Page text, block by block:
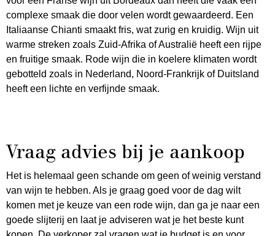
complexe smaak die door velen wordt gewaardeerd. Een
Italiaanse Chianti smaakt fris, wat zurig en kruidig. Wijn uit
warme streken zoals Zuid-Afrika of Australië heeft een rijpe
en fruitige smaak. Rode wijn die in koelere klimaten wordt
gebotteld zoals in Nederland, Noord-Frankrijk of Duitsland
heeft een lichte en verfijnde smaak.
Vraag advies bij je aankoop
Het is helemaal geen schande om geen of weinig verstand
van wijn te hebben. Als je graag goed voor de dag wilt
komen met je keuze van een rode wijn, dan ga je naar een
goede slijterij en laat je adviseren wat je het beste kunt